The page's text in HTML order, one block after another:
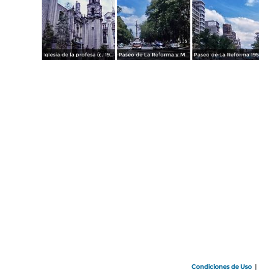
Iglesia de la profesa (c. 1950) Paseo de La Reforma y Mto a La Independencia 1950 Paseo de La Reforma
Condiciones de Uso